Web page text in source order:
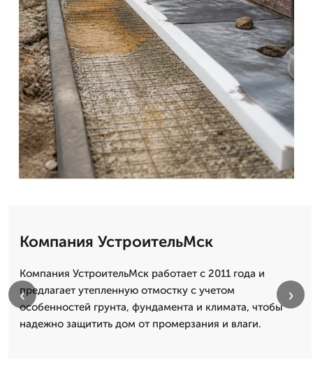
Компания УстроительМск
Компания УстроительМск работает с 2011 года и
предлагает утепленную отмостку с учетом
особенностей грунта, фундамента и климата, чтобы
надежно защитить дом от промерзания и влаги.
‹ ›